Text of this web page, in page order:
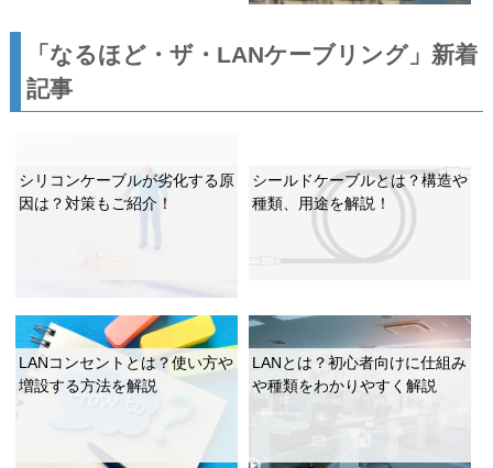
「なるほど・ザ・LANケーブリング」新着
記事
シリコンケーブルが劣化する原
因は？対策もご紹介！
シールドケーブルとは？構造や
種類、用途を解説！
LANコンセントとは？使い方や
増設する方法を解説
LANとは？初心者向けに仕組み
や種類をわかりやすく解説